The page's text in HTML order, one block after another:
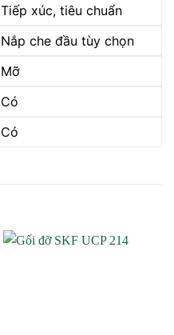
Tiếp xúc, tiêu chuẩn
Nắp che đầu tùy chọn
Mỡ
Có
Có